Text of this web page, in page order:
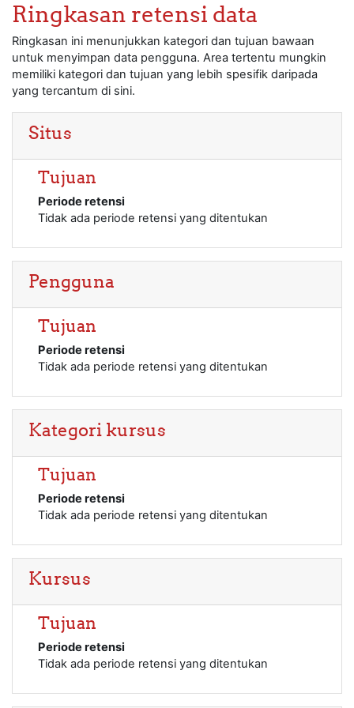
Lewati ke konten utama
Ringkasan retensi data
Ringkasan ini menunjukkan kategori dan tujuan bawaan
untuk menyimpan data pengguna. Area tertentu mungkin
memiliki kategori dan tujuan yang lebih spesifik daripada
yang tercantum di sini.
Situs
Tujuan
Periode retensi
Tidak ada periode retensi yang ditentukan
Pengguna
Tujuan
Periode retensi
Tidak ada periode retensi yang ditentukan
Kategori kursus
Tujuan
Periode retensi
Tidak ada periode retensi yang ditentukan
Kursus
Tujuan
Periode retensi
Tidak ada periode retensi yang ditentukan